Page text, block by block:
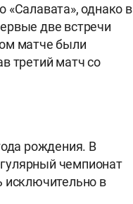
«Салавата», однако в
две встречи
матче были
третий матч со
рождения. В
чемпионат
исключительно в